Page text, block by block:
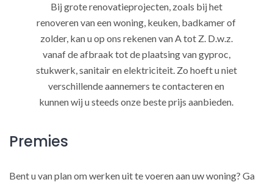
Bij grote renovatieprojecten, zoals bij het
renoveren van een woning, keuken, badkamer of
zolder, kan u op ons rekenen van A tot Z. D.w.z.
vanaf de afbraak tot de plaatsing van gyproc,
stukwerk, sanitair en elektriciteit. Zo hoeft u niet
verschillende aannemers te contacteren en
kunnen wij u steeds onze beste prijs aanbieden.
Premies
Bent u van plan om werken uit te voeren aan uw woning? Ga